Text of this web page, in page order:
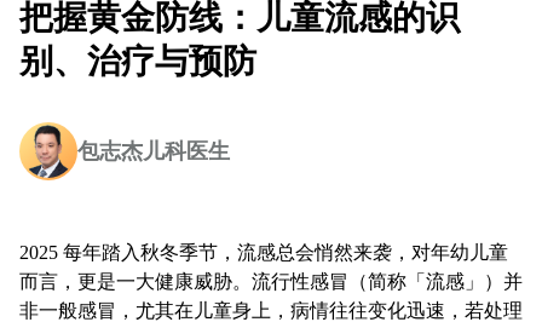
把握黄金防线：儿童流感的识
别、治疗与预防
包志杰儿科医生
2025 每年踏入秋冬季节，流感总会悄然来袭，对年幼儿童
而言，更是一大健康威胁。流行性感冒（简称「流感」）并
非一般感冒，尤其在儿童身上，病情往往变化迅速，若处理